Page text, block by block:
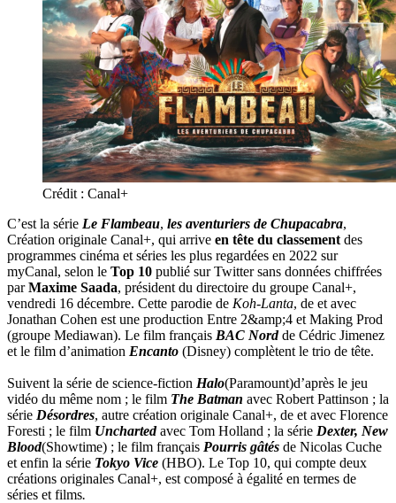
Crédit : Canal+
C’est la série Le Flambeau, les aventuriers de Chupacabra,
Création originale Canal+, qui arrive en tête du classement des
programmes cinéma et séries les plus regardées en 2022 sur
myCanal, selon le Top 10 publié sur Twitter sans données chiffrées
parMaxime Saada, président du directoire du groupe Canal+,
vendredi 16 décembre. Cette parodie de Koh-Lanta, de et avec
Jonathan Cohen est une production Entre 2&amp;4 et Making Prod
(groupe Mediawan). Le film français BAC Nordde Cédric Jimenez
et le film d’animation Encanto (Disney) complètent le trio de tête.
Suivent la série de science-fiction Halo(Paramount)d’après le jeu
vidéo du même nom ; le film The Batman avec Robert Pattinson ; la
série Désordres, autre création originale Canal+, de et avec Florence
Foresti ; le film Unchartedavec Tom Holland ; la série Dexter, New
Blood(Showtime) ; le film français Pourris gâtés de Nicolas Cuche
et enfin la série Tokyo Vice (HBO). Le Top 10, qui compte deux
créations originales Canal+, est composé à égalité en termes de
séries et films.